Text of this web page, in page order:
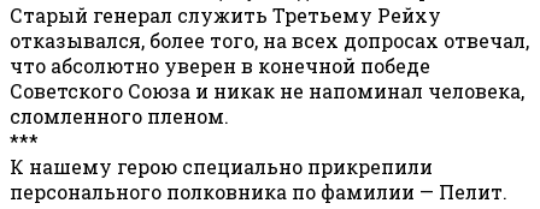
Старый генерал служить Третьему Рейху
отказывался, более того, на всех допросах отвечал,
что абсолютно уверен в конечной победе
Советского Союза и никак не напоминал человека,
сломленного пленом.
***
К нашему герою специально прикрепили
персонального полковника по фамилии — Пелит.